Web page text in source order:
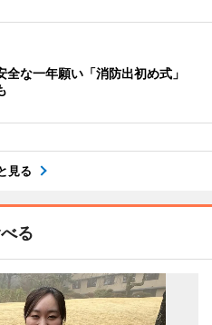
全な一年願い「消防出初め式」
見る
る